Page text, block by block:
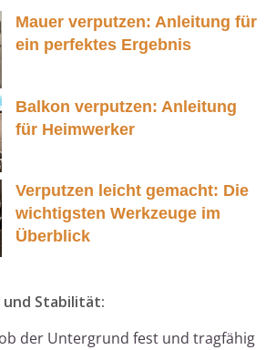
Mauer verputzen: Anleitung für
ein perfektes Ergebnis
Balkon verputzen: Anleitung
für Heimwerker
Verputzen leicht gemacht: Die
wichtigsten Werkzeuge im
Überblick
Stabilität:
der Untergrund fest und tragfähig